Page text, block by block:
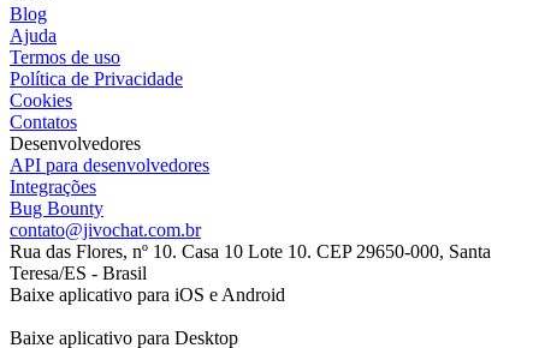
Blog
Ajuda
Termos de uso
Política de Privacidade
Cookies
Contatos
Desenvolvedores
API para desenvolvedores
Integrações
Bug Bounty
contato@jivochat.com.br
Rua das Flores, nº 10. Casa 10 Lote 10. CEP 29650-000, Santa
Teresa/ES - Brasil
Baixe aplicativo para iOS e Android
Baixe aplicativo para Desktop